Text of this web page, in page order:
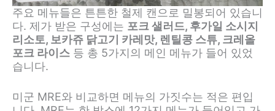
주요 메뉴들은 튼튼한 철제 캔으로 밀봉되어 있습니
다. 제가 받은 구성에는 포크 샐러드, 후가일 소시지
리소토, 보카쥬 닭고기 카레맛, 렌틸콩 스튜, 크레올
포크 라이스 등 총 5가지의 메인 메뉴가 들어 있었
습니다.
미군 MRE와 비교하면 메뉴의 가짓수는 적은 편입